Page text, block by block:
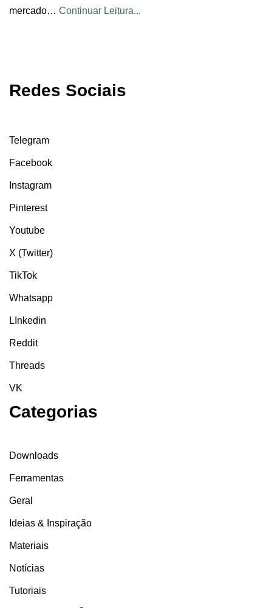
mercado… Continuar Leitura...
Redes Sociais
Telegram
Facebook
Instagram
Pinterest
Youtube
X (Twitter)
TikTok
Whatsapp
LInkedin
Reddit
Threads
VK
Categorias
Downloads
Ferramentas
Geral
Ideias & Inspiração
Materiais
Notícias
Tutoriais